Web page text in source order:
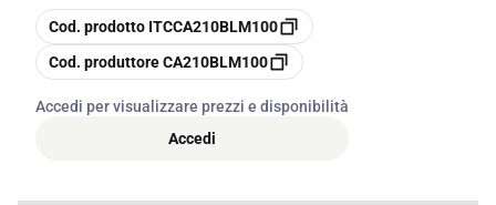
copia
Cod. prodotto ITCCA210BLM100
copia
Cod. produttoreCA210BLM100
Accedi per visualizzare prezzi e disponibilità
Accedi